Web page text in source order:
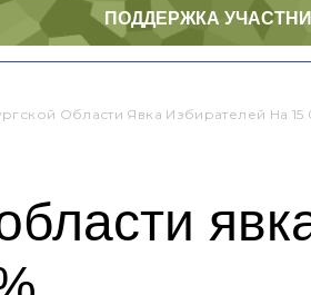
ПОДДЕРЖКА
Области Явка Избирателей На